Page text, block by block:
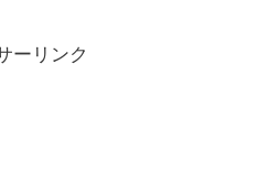
ーリンク